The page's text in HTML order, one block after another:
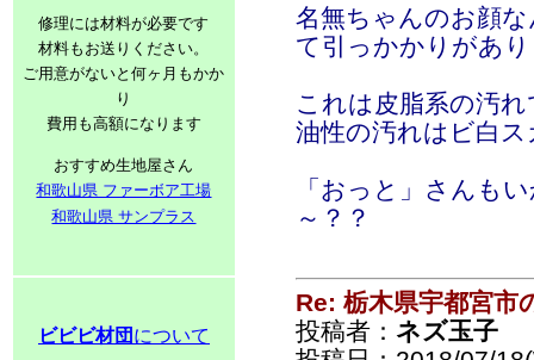
修理には材料が必要です
材料もお送りください。
ご用意がないと何ヶ月もかか
り
費用も高額になります
おすすめ生地屋さん
和歌山県 ファーボア工場
和歌山県 サンプラス
ビビビ材団 について
名無ちゃんのお顔
て引っかかりがあ
これは皮脂系の汚れ
油性の汚れはビ白
「おっと」さんも
～？？
Re: 栃木県宇都宮市
投稿者： ネズ玉子